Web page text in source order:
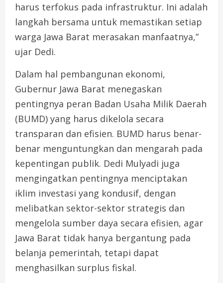
harus terfokus pada infrastruktur. Ini adalah
langkah bersama untuk memastikan setiap
warga Jawa Barat merasakan manfaatnya,”
ujar Dedi.
Dalam hal pembangunan ekonomi,
Gubernur Jawa Barat menegaskan
pentingnya peran Badan Usaha Milik Daerah
(BUMD) yang harus dikelola secara
transparan dan efisien. BUMD harus benar-
benar menguntungkan dan mengarah pada
kepentingan publik. Dedi Mulyadi juga
mengingatkan pentingnya menciptakan
iklim investasi yang kondusif, dengan
melibatkan sektor-sektor strategis dan
mengelola sumber daya secara efisien, agar
Jawa Barat tidak hanya bergantung pada
belanja pemerintah, tetapi dapat
menghasilkan surplus fiskal.